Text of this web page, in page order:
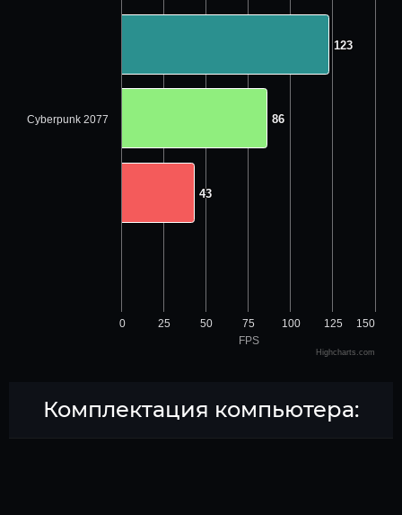
FPS
123
123
86
86
43
43
0 25 50 75 100 125 150
Cyberpunk 2077
Highcharts.com
Комплектация компьютера: